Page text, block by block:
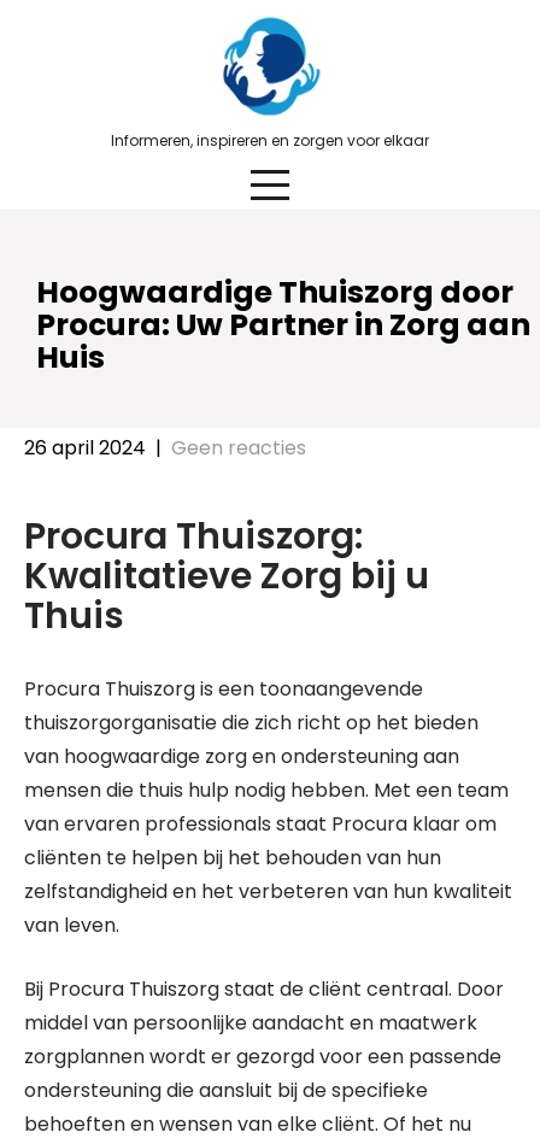
Informeren, inspireren en zorgen voor elkaar
Hoogwaardige Thuiszorg door
Procura: Uw Partner in Zorg aan
Huis
26 april 2024 | Geen reacties
Procura Thuiszorg:
Kwalitatieve Zorg bij u
Thuis
Procura Thuiszorg is een toonaangevende
thuiszorgorganisatie die zich richt op het bieden
van hoogwaardige zorg en ondersteuning aan
mensen die thuis hulp nodig hebben. Met een team
van ervaren professionals staat Procura klaar om
cliënten te helpen bij het behouden van hun
zelfstandigheid en het verbeteren van hun kwaliteit
van leven.
Bij Procura Thuiszorg staat de cliënt centraal. Door
middel van persoonlijke aandacht en maatwerk
zorgplannen wordt er gezorgd voor een passende
ondersteuning die aansluit bij de specifieke
behoeften en wensen van elke cliënt. Of het nu